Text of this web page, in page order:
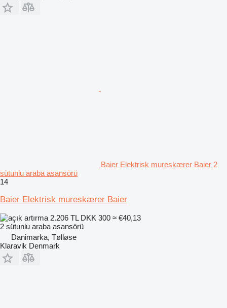
Baier Elektrisk mureskærer Baier 2
sütunlu araba asansörü
14
Baier Elektrisk mureskærer Baier
2.206 TL DKK 300 ≈ €40,13
2 sütunlu araba asansörü
Danimarka, Tølløse
Klaravik Denmark